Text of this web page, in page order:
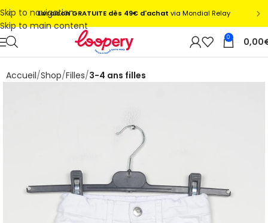
Skip to navigation
Skip to main content
0 0,00
Accueil Shop Filles 3-4 ans filles